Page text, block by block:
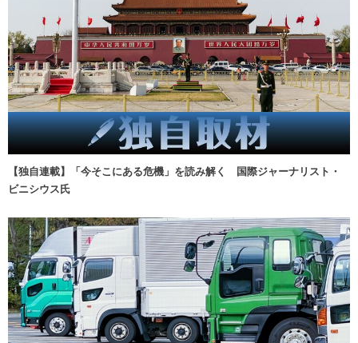
【独自連載】「今そこにある危機」を読み解く 国際ジャーナリスト・
ビニシウス氏